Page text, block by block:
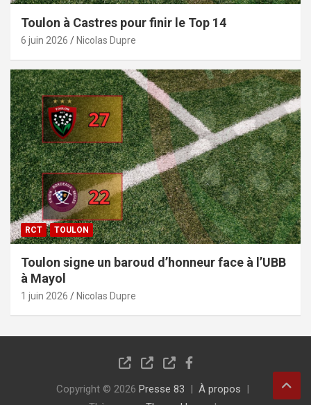
Toulon à Castres pour finir le Top 14
6 juin 2026 Nicolas Dupre
RCT TOULON
Toulon signe un baroud d’honneur face à l’UBB
à Mayol
1 juin 2026 Nicolas Dupre
Copyright © 2026 Presse 83
À propos